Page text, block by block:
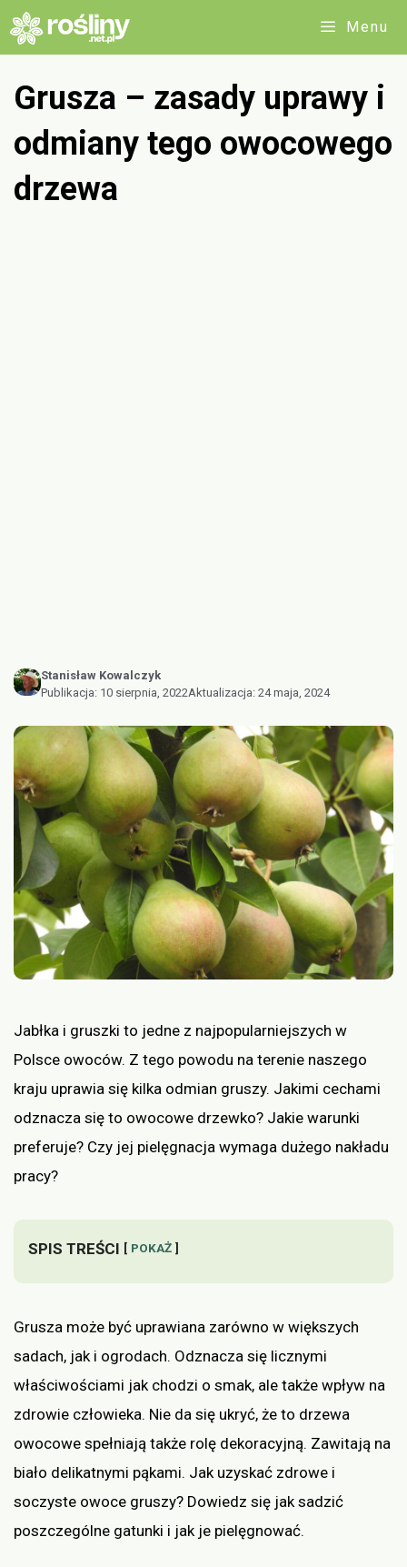
Przejdź
do
Menu
Grusza – zasady uprawy i
odmiany tego owocowego
drzewa
Stanisław Kowalczyk
Publikacja: 10 sierpnia, 2022Aktualizacja: 24 maja, 2024
Jabłka i gruszki to jedne z najpopularniejszych w
Polsce owoców. Z tego powodu na terenie naszego
kraju uprawia się kilka odmian gruszy. Jakimi cechami
odznacza się to owocowe drzewko? Jakie warunki
preferuje? Czy jej pielęgnacja wymaga dużego nakładu
pracy?
SPIS TREŚCI POKAŻ
Grusza może być uprawiana zarówno w większych
sadach, jak i ogrodach. Odznacza się licznymi
właściwościami jak chodzi o smak, ale także wpływ na
zdrowie człowieka. Nie da się ukryć, że to drzewa
owocowe spełniają także rolę dekoracyjną. Zawitają na
biało delikatnymi pąkami. Jak uzyskać zdrowe i
soczyste owoce gruszy? Dowiedz się jak sadzić
poszczególne gatunki i jak je pielęgnować.